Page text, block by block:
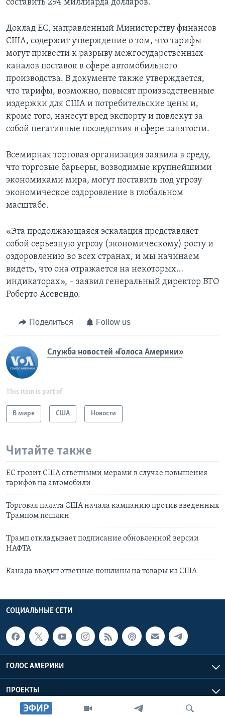
ЭФИР
составить 294 миллиарда долларов.
Доклад ЕС, направленный Министерству финансов
США, содержит утверждение о том, что тарифы
могут привести к разрыву межгосударственных
каналов поставок в сфере автомобильного
производства. В документе также утверждается,
что тарифы, возможно, повысят производственные
издержки для США и потребительские цены и,
кроме того, нанесут вред экспорту и повлекут за
собой негативные последствия в сфере занятости.
Всемирная торговая организация заявила в среду,
что торговые барьеры, возводимые крупнейшими
экономиками мира, могут поставить под угрозу
экономическое оздоровление в глобальном
масштабе.
«Эта продолжающаяся эскалация представляет
собой серьезную угрозу (экономическому) росту и
оздоровлению во всех странах, и мы начинаем
видеть, что она отражается на некоторых…
индикаторах», – заявил генеральный директор ВТО
Роберто Асевендо.
Поделиться Follow us
Служба новостей «Голоса Америки»
This item is part of
В мире США Новости
Читайте также
ЕС грозит США ответными мерами в случае повышения
тарифов на автомобили
Торговая палата США начала кампанию против введенных
Трампом пошлин
Трамп откладывает подписание обновленной версии
НАФТА
Канада вводит ответные пошлины на товары из США
СОЦИАЛЬНЫЕ СЕТИ
ГОЛОС АМЕРИКИ
ПРОЕКТЫ